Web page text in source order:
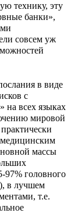
под
технику, эту
банки»,
совсем уж
в виде
с
на всех языках
мировой
массы
97% головного
в лучшем
т.е.